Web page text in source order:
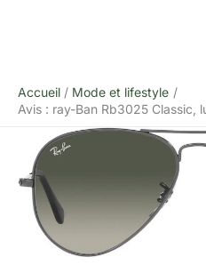
Accueil
Mode et lifestyle
Avis : ray-Ban Rb3025 Classic,